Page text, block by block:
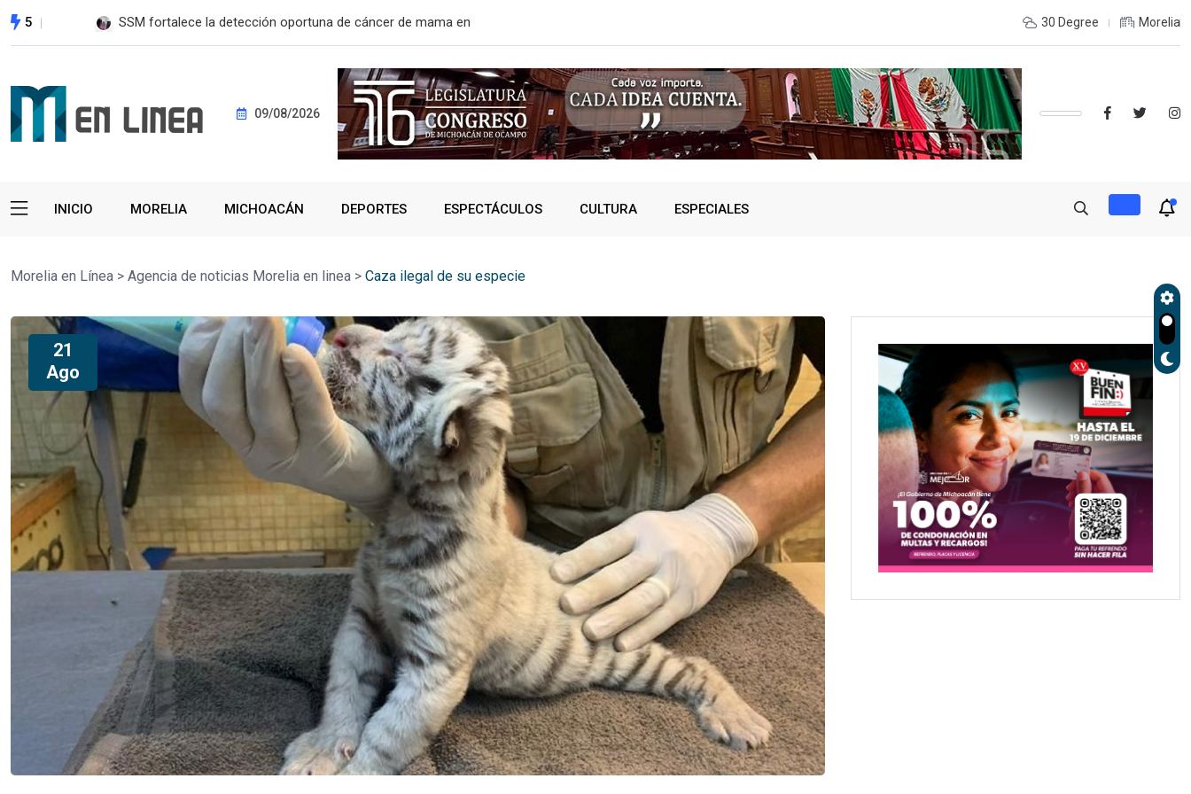
5 SSM fortalece la detección oportuna de cáncer de mama en EE. UU. reanudará exportación de aguacate a partir de mañana
30 Degree Morelia
09/08/2026
INICIO MORELIA MICHOACÁN DEPORTES ESPECTÁCULOS CULTURA ESPECIALES
Morelia en Línea > Agencia de noticias Morelia en linea > Caza ilegal de su especie
21
Ago